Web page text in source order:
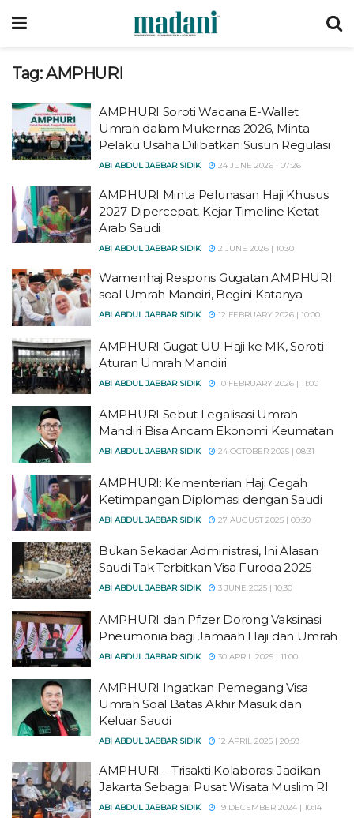
Tag:AMPHURI
AMPHURI Soroti Wacana E-Wallet
Umrah dalam Mukernas 2026, Minta
Pelaku Usaha Dilibatkan Susun Regulasi
ABI ABDUL JABBAR SIDIK 24 JUNE 2026 | 07:26
AMPHURI Minta Pelunasan Haji Khusus
2027 Dipercepat, Kejar Timeline Ketat
Arab Saudi
ABI ABDUL JABBAR SIDIK 2 JUNE 2026 | 10:30
Wamenhaj Respons Gugatan AMPHURI
soal Umrah Mandiri, Begini Katanya
ABI ABDUL JABBAR SIDIK 12 FEBRUARY 2026 | 10:00
AMPHURI Gugat UU Haji ke MK, Soroti
Aturan Umrah Mandiri
ABI ABDUL JABBAR SIDIK 10 FEBRUARY 2026 | 11:00
AMPHURI Sebut Legalisasi Umrah
Mandiri Bisa Ancam Ekonomi Keumatan
ABI ABDUL JABBAR SIDIK 24 OCTOBER 2025 | 08:31
AMPHURI: Kementerian Haji Cegah
Ketimpangan Diplomasi dengan Saudi
ABI ABDUL JABBAR SIDIK 27 AUGUST 2025 | 09:30
Bukan Sekadar Administrasi, Ini Alasan
Saudi Tak Terbitkan Visa Furoda 2025
ABI ABDUL JABBAR SIDIK 3 JUNE 2025 | 10:30
AMPHURI dan Pfizer Dorong Vaksinasi
Pneumonia bagi Jamaah Haji dan Umrah
ABI ABDUL JABBAR SIDIK 30 APRIL 2025 | 11:00
AMPHURI Ingatkan Pemegang Visa
Umrah Soal Batas Akhir Masuk dan
Keluar Saudi
ABI ABDUL JABBAR SIDIK 12 APRIL 2025 | 20:59
AMPHURI – Trisakti Kolaborasi Jadikan
Jakarta Sebagai Pusat Wisata Muslim RI
ABI ABDUL JABBAR SIDIK 19 DECEMBER 2024 | 10:14